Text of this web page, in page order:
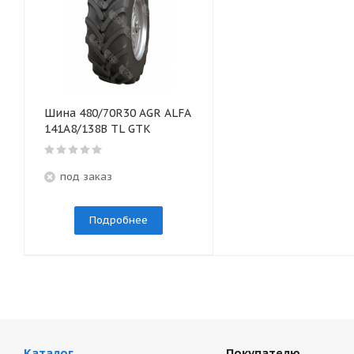
Шина 480/70R30 AGR ALFA
141A8/138B TL GTK
под заказ
Подробнее